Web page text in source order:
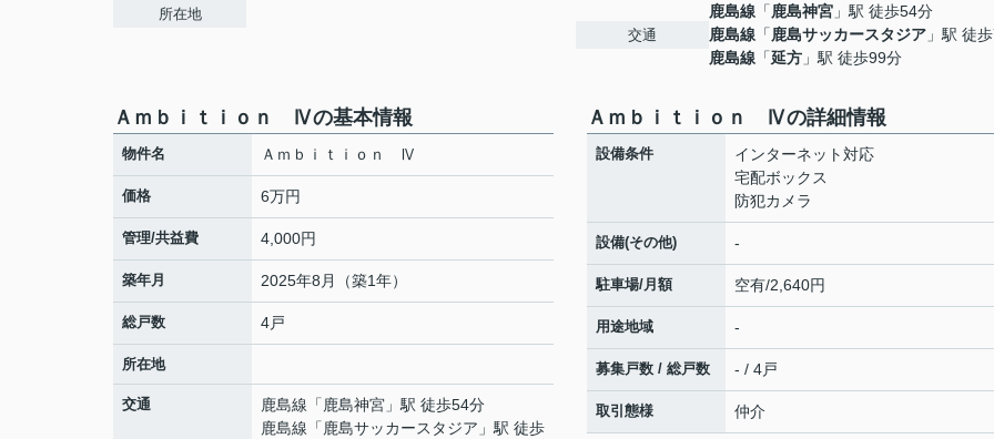
所在地
交通
鹿島線 「 鹿島神宮 」駅 徒歩54分
鹿島線 「 鹿島サッカースタジア 」駅 徒
鹿島線 「延方 」駅 徒歩99分
Ａｍｂｉｔｉｏｎ Ⅳの基本情報
物件名 Ａｍｂｉｔｉｏｎ Ⅳ
価格 6万円
管理/共益費 4,000円
築年月 2025年8月（築1年）
総戸数 4戸
所在地
交通 鹿島線 「 鹿島神宮 」駅 徒歩54分
鹿島線 「 鹿島サッカースタジア 」駅 徒歩
Ａｍｂｉｔｉｏｎ Ⅳの詳細情報
設備条件
インターネット対応
宅配ボックス
防犯カメラ
設備(その他) -
駐車場/月額 空有/2,640円
用途地域 -
募集戸数 / 総戸数 - / 4戸
取引態様 仲介